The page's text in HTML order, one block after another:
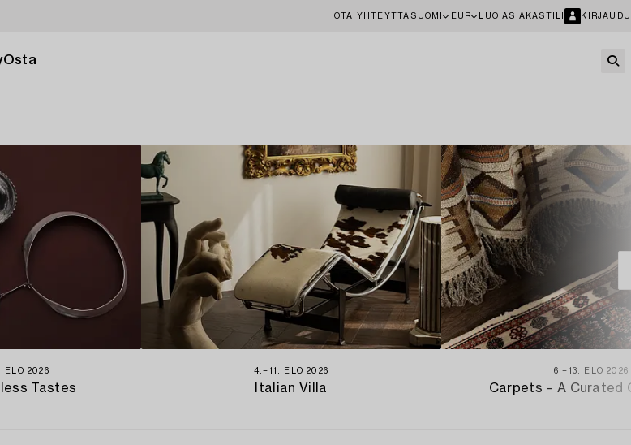
OTA YHTEYTTÄ SUOMI EUR LUO ASIAKASTILI KIRJAUDU
Osta
ELO 2026
Tastes
4.−11. ELO 2026
Italian Villa
6.−13. ELO 2026
Carpets – A Curated